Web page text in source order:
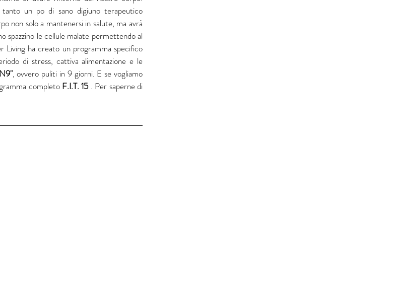
un po di sano digiuno terapeutico
non solo a mantenersi in salute, ma avrà
spazzino le cellule malate permettendo al
Living ha creato un programma specifico
di stress, cattiva alimentazione e le
, ovvero puliti in 9 giorni. E se vogliamo
completo F.I.T. 15 . Per saperne di